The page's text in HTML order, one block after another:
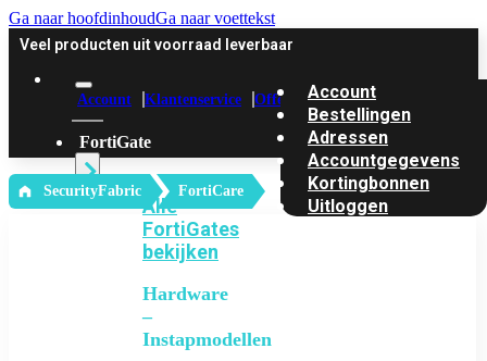
Ga naar hoofdinhoudGa naar voettekst
Veel producten uit voorraad leverbaar
Account Klantenservice Offerte
FortiGate
Alle
FortiGates
bekijken
Hardware
–
Instapmodellen
Account
Bestellingen
Adressen
Accountgegevens
Kortingbonnen
Uitloggen
‎ SecurityFabric FortiCare